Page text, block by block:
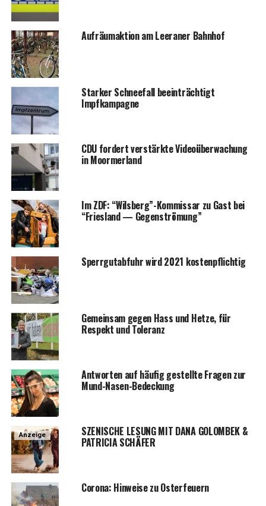
Auf­räum­ak­ti­on am Leera­ner Bahnhof
Star­ker Schnee­fall beein­träch­tigt
Impfkampagne
CDU for­dert ver­stärk­te Video­über­wa­chung
in Moormerland
Im ZDF: “Wilsberg”-Kommissar zu Gast bei
“Fries­land — Gegenströmung”
Sperr­gut­ab­fuhr wird 2021 kostenpflichtig
Gemein­sam gegen Hass und Het­ze, für
Respekt und Toleranz
Ant­wor­ten auf häu­fig gestell­te Fra­gen zur
Mund-Nasen-Bedeckung
Anzeige SZENISCHE LESUNG MIT DANA GOLOMBEK &
PATRICIA SCHÄFER
Coro­na: Hin­wei­se zu Osterfeuern